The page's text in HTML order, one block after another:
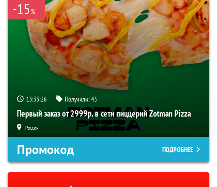
-15%
13:33:25 Получили:43
Первый заказ от 2999р. в сети пиццерий Zotman Pizza
Россия
Промокод ПОДРОБНЕЕ